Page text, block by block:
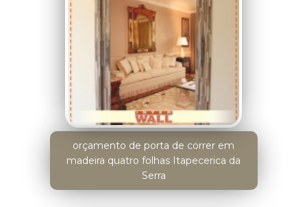
orçamento de porta de correr em
madeira quatro folhas Itapecerica da
Serra